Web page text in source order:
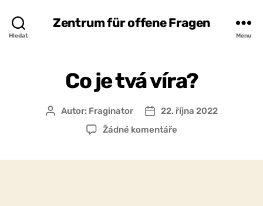
Hledat
Zentrum für offene Fragen
Menu
Co je tvá víra?
Autor
příspěvku
Autor: Fraginator
Datum
příspěvku
22. října 2022
Žádné komentářeu